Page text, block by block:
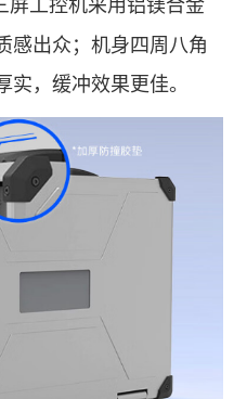
感出众；机身四周八角
，缓冲效果更佳。